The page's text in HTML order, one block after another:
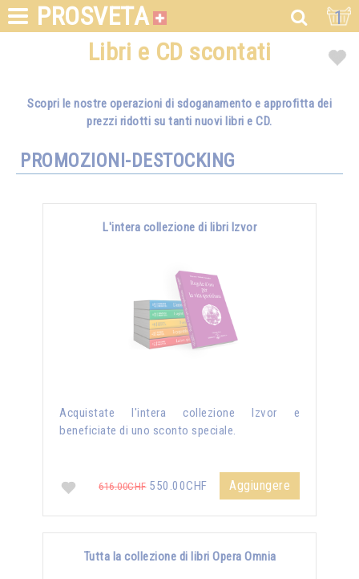
PROSVETA 1
Libri e CD scontati
Scopri le nostre operazioni di sdoganamento e approfitta dei
prezzi ridotti su tanti nuovi libri e CD.
PROMOZIONI-DESTOCKING
L'intera collezione di libri Izvor
Acquistate l'intera collezione Izvor e
beneficiate di uno sconto speciale.
616.00CHF550.00CHF Aggiungere
Tutta la collezione di libri Opera Omnia